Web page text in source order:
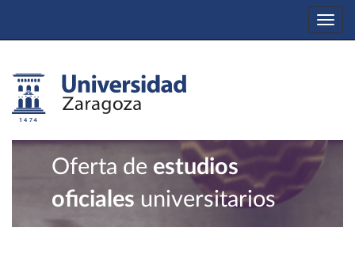
Oferta de estudios
oficiales universitarios